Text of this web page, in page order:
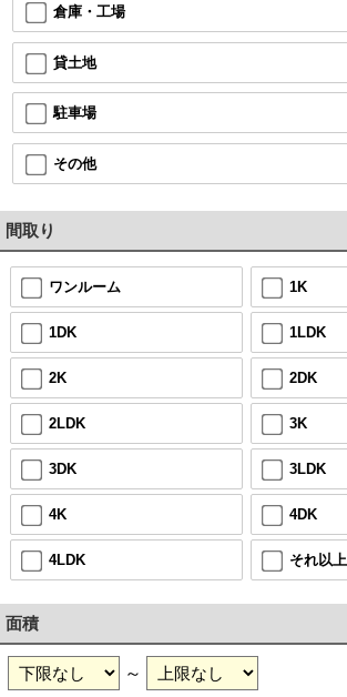
倉庫・工場
貸土地
駐車場
その他
間取り
ワンルーム 1K
1DK 1LDK
2K 2DK
2LDK 3K
3DK 3LDK
4K 4DK
4LDK それ以上
面積
～